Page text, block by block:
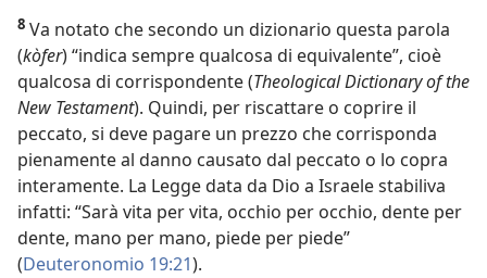
8 Va notato che secondo un dizionario questa parola
(kòfer) “indica sempre qualcosa di equivalente”, cioè
qualcosa di corrispondente (Theological Dictionary of the
New Testament). Quindi, per riscattare o coprire il
peccato, si deve pagare un prezzo che corrisponda
pienamente al danno causato dal peccato o lo copra
interamente. La Legge data da Dio a Israele stabiliva
infatti: “Sarà vita per vita, occhio per occhio, dente per
dente, mano per mano, piede per piede”
(Deuteronomio 19:21).